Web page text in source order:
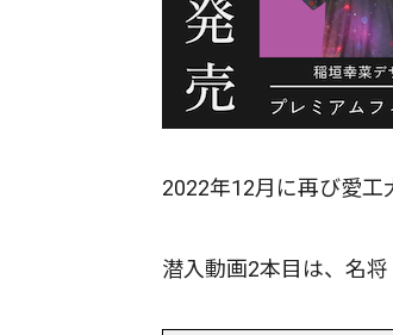
2022年12月に再び愛工
潜入動画2本目は、名